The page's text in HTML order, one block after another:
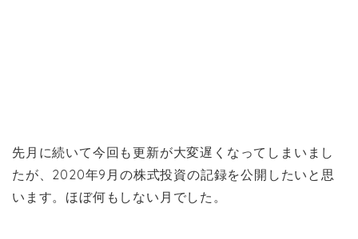
先月に続いて今回も更新が大変遅くなってしまいまし
たが、2020年9月の株式投資の記録を公開したいと思
います。ほぼ何もしない月でした。